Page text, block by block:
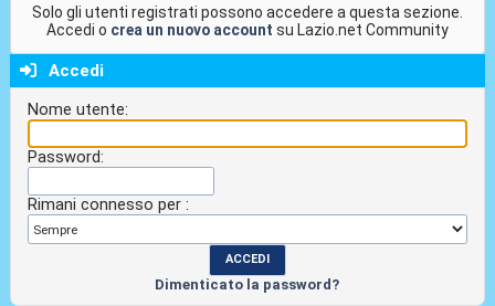
Solo gli utenti registrati possono accedere a questa sezione.
Accedi o crea un nuovo account su Lazio.net Community
Accedi
Nome utente:
Password:
Rimani connesso per :
Dimenticato la password?